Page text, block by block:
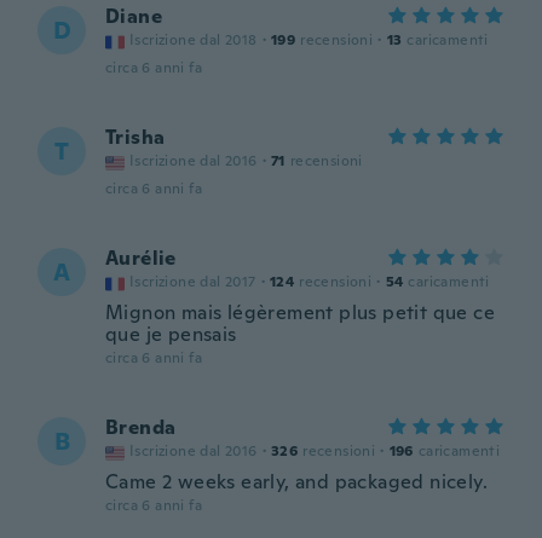
D Diane
Iscrizione dal 2018 · 199 recensioni · 13 caricamenti
circa 6 anni fa
T Trisha
Iscrizione dal 2016 · 71 recensioni
circa 6 anni fa
A Aurélie
Iscrizione dal 2017 · 124 recensioni · 54 caricamenti
Mignon mais légèrement plus petit que ce
que je pensais
circa 6 anni fa
B Brenda
Iscrizione dal 2016 · 326 recensioni · 196 caricamenti
Came 2 weeks early, and packaged nicely.
circa 6 anni fa